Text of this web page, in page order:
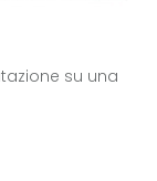
su una